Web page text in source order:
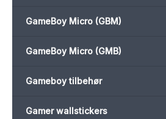
GameBoy Micro (GBM)
GameBoy Micro (GMB)
Gameboy tilbehør
Gamer wallstickers